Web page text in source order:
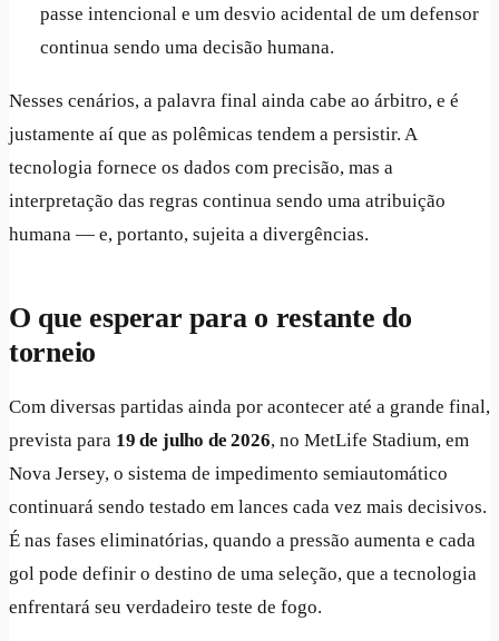
passe intencional e um desvio acidental de um defensor
continua sendo uma decisão humana.
Nesses cenários, a palavra final ainda cabe ao árbitro, e é
justamente aí que as polêmicas tendem a persistir. A
tecnologia fornece os dados com precisão, mas a
interpretação das regras continua sendo uma atribuição
humana — e, portanto, sujeita a divergências.
O que esperar para o restante do
torneio
Com diversas partidas ainda por acontecer até a grande final,
prevista para 19 de julho de 2026, no MetLife Stadium, em
Nova Jersey, o sistema de impedimento semiautomático
continuará sendo testado em lances cada vez mais decisivos.
É nas fases eliminatórias, quando a pressão aumenta e cada
gol pode definir o destino de uma seleção, que a tecnologia
enfrentará seu verdadeiro teste de fogo.